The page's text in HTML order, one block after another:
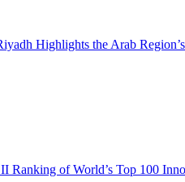
Highlights the Arab
Ranking of World’s Top 100